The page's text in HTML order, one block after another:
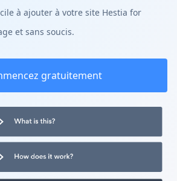
à ajouter à votre site Hestia for
et sans soucis.
gratuitement